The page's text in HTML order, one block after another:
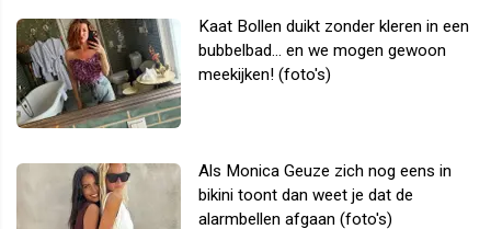
Kaat Bollen duikt zonder kleren in een
bubbelbad... en we mogen gewoon
meekijken! (foto's)
Als Monica Geuze zich nog eens in
bikini toont dan weet je dat de
alarmbellen afgaan (foto's)